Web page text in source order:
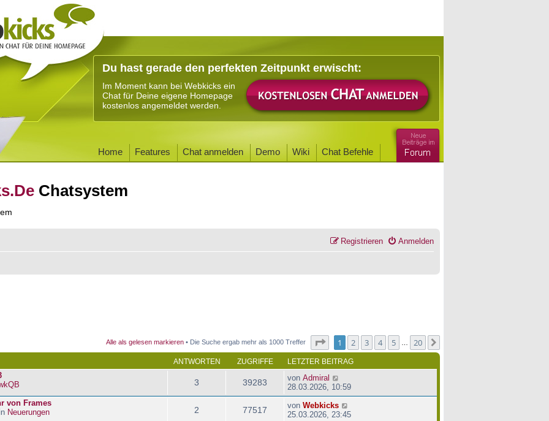
Du hast gerade den perfekten Zeitpunkt erwischt:
Im Moment kann bei Webkicks ein
Chat für Deine eigene Homepage
kostenlos angemeldet werden.
Home Features Chat anmelden Demo Wiki Chat Befehle
Chatsystem
Anmelden
Registrieren
Alle als gelesen markieren • Die Suche ergab mehr als 1000 Treffer Seite von20
1 2 3 4 5 20
ANTWORTEN ZUGRIFFE LETZTER BEITRAG
3 39283 von Admiral
28.03.2026, 10:59
von Frames
Neuerungen 2 77517 von Webkicks
25.03.2026, 23:45